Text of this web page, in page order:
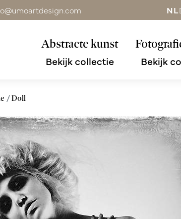
NL
Abstracte kunst
Bekijk collectie Bekijk
Doll